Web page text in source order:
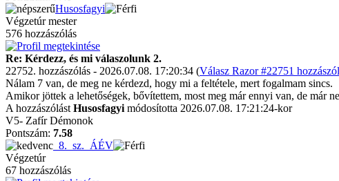
Husosfagyi
Végzetúr mester
576 hozzászólás
Re: Kérdezz, és mi válaszolunk 2.
22752. hozzászólás - 2026.07.08. 17:20:34 (Válasz Razor #22751
Nálam 7 van, de meg ne kérdezd, hogy mi a feltétele, mert fogalmam sincs.
Amikor jöttek a lehetőségek, bővítettem, most meg már ennyi van, de már
A hozzászólást Husosfagyi módosította 2026.07.08. 17:21:24-kor
V5- Zafír Démonok
Pontszám: 7.58
_8._sz._ÁÉV
Végzetúr
67 hozzászólás